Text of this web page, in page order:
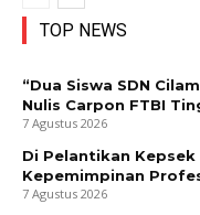
TOP NEWS
“Dua Siswa SDN
Nulis Carpon FTBI
7 Agustus 2026
Di Pelantikan
Kepemimpinan
7 Agustus 2026